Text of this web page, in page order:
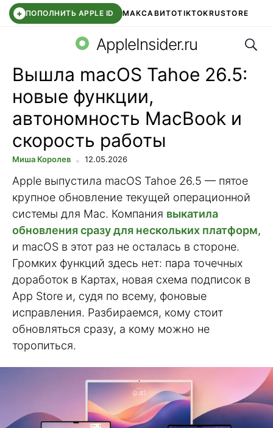
+ ПОПОЛНИТЬ APPLE ID МАКСАВИТОTIKTOKRUSTORE
WB КЛУБIOS 26.6 DDE STORE
AppleInsider.ru
Вышла macOS Tahoe 26.5:
новые функции,
автономность MacBook и
скорость работы
Миша Королев 12.05.2026
Apple выпустила macOS Tahoe 26.5 — пятое
крупное обновление текущей операционной
системы для Mac. Компания выкатила
обновления сразу для нескольких платформ,
и macOS в этот раз не осталась в стороне.
Громких функций здесь нет: пара точечных
доработок в Картах, новая схема подписок в
App Store и, судя по всему, фоновые
исправления. Разбираемся, кому стоит
обновляться сразу, а кому можно не
торопиться.